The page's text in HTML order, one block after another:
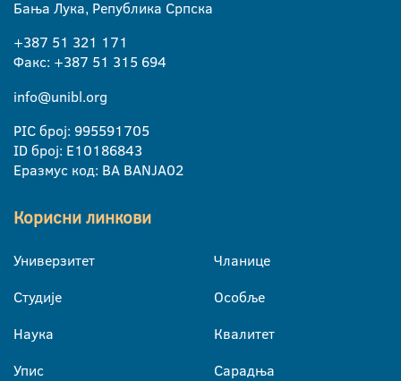
Бања Лука, Република Српска
+387 51 321 171
Факс: +387 51 315 694
info@unibl.org
PIC број: 995591705
ID број: E10186843
Еразмус код: BA BANJA02
Корисни линкови
Универзитет
Студије
Наука
Упис
Чланице
Особље
Квалитет
Сарадња